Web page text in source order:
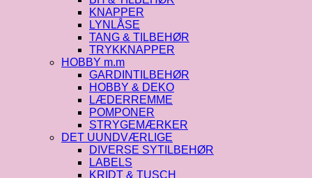
KNAPPER
LYNLÅSE
TANG & TILBEHØR
TRYKKNAPPER
HOBBY m.m
GARDINTILBEHØR
HOBBY & DEKO
LÆDERREMME
POMPONER
STRYGEMÆRKER
DET UUNDVÆRLIGE
DIVERSE SYTILBEHØR
LABELS
KRIDT & TUSCH